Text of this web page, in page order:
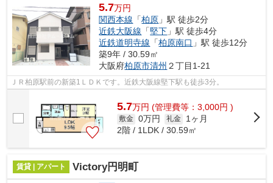
5.7万円
関西本線 「柏原 」駅 徒歩2分
近鉄大阪線 「堅下 」駅 徒歩4分
近鉄道明寺線 「柏原南口 」駅 徒歩12分
築9年 / 30.59㎡
大阪府柏原市清州 ２丁目1-21
ＪＲ柏原駅前の新築1ＬＤＫです。近鉄大阪線堅下駅も徒歩3分。
5.7万円 (管理費等：3,000円 )
敷金 0万円 礼金
1ヶ月
2階 / 1LDK / 30.59㎡
賃貸 | アパート Victory円明町